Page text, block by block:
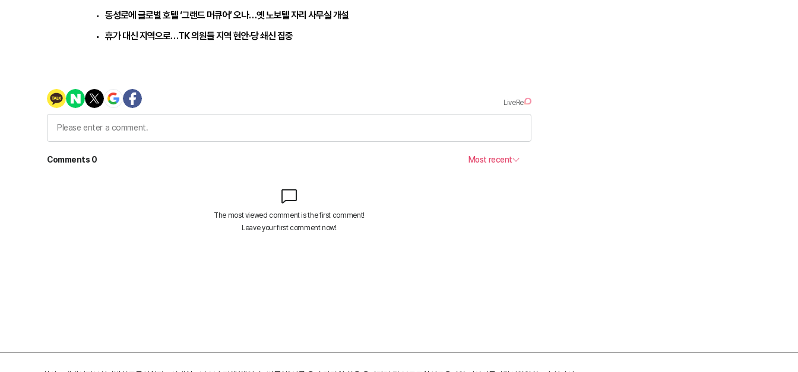
동성로에 글로벌 호텔 ‘그랜드 머큐어’ 오나…옛 노보텔 자리 사무실 개설
휴가 대신 지역으로…TK 의원들 지역 현안·당 쇄신 집중